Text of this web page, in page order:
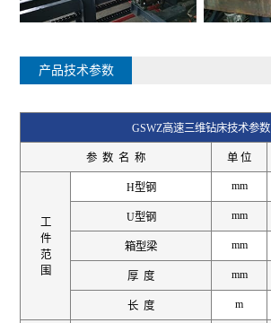
产品技术参数
GSWZ高速三维钻床技术参数
参 数 名 称 单 位
工
件
范
围
H型钢 mm
U型钢 mm
箱型梁 mm
厚 度 mm
长 度 m